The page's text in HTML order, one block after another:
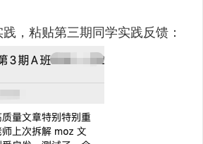
，粘贴第三期同学实践反馈：